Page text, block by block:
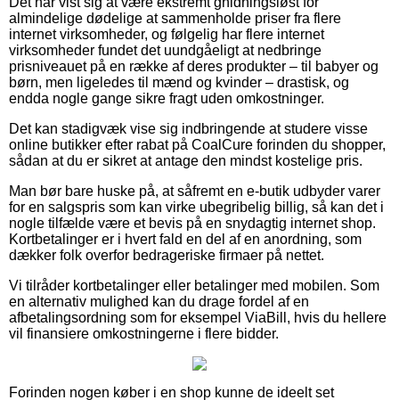
almindelige dødelige at sammenholde priser fra flere
internet virksomheder, og følgelig har flere internet
virksomheder fundet det uundgåeligt at nedbringe
prisniveauet på en række af deres produkter – til babyer og
børn, men ligeledes til mænd og kvinder – drastisk, og
endda nogle gange sikre fragt uden omkostninger.
Det kan stadigvæk vise sig indbringende at studere visse
online butikker efter rabat på CoalCure forinden du shopper,
sådan at du er sikret at antage den mindst kostelige pris.
Man bør bare huske på, at såfremt en e-butik udbyder varer
for en salgspris som kan virke ubegribelig billig, så kan det i
nogle tilfælde være et bevis på en snydagtig internet shop.
Kortbetalinger er i hvert fald en del af en anordning, som
dækker folk overfor bedrageriske firmaer på nettet.
Vi tilråder kortbetalinger eller betalinger med mobilen. Som
en alternativ mulighed kan du drage fordel af en
afbetalingsordning som for eksempel ViaBill, hvis du hellere
vil finansiere omkostningerne i flere bidder.
Forinden nogen køber i en shop kunne de ideelt set